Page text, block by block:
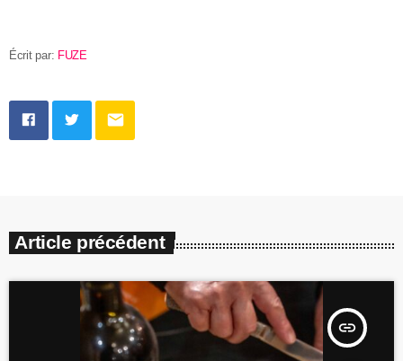
Écrit par: FUZE
email
Article précédent
insert_link